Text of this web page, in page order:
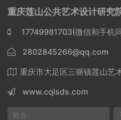
重庆莲山公共艺术设计研究
17749981703(微信和手机
2802845266@qq.com
重庆市大足区三驱镇莲山艺
www.cqlsds.com